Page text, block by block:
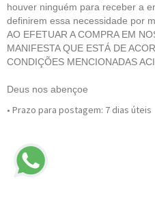
houver ninguém para receber a
definirem essa necessidade por
AO EFETUAR A COMPRA EM
MANIFESTA QUE ESTÁ DE
CONDIÇÕES MENCIONADAS
Deus nos abençoe
• Prazo para postagem: 7 dias úteis